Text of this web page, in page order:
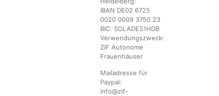
IBAN DE02 6725
0020 0009 3750 23
BIC: SOLADES1HDB
Verwendungszweck:
ZIF Autonome
Frauenhäuser
Mailadresse für
Paypal:
info@zif-